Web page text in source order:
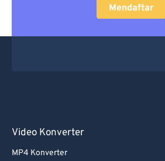
Mendaftar
Video Konverter
MP4 Konverter